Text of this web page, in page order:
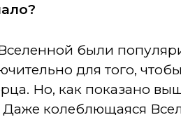
были
для того,
Но, как показано
Даже колеблющаяся